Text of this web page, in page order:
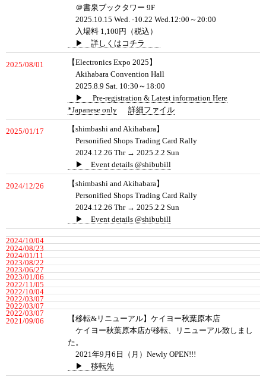
＠書泉ブックタワー 9F
2025.10.15 Wed. -10.22 Wed.12:00～20:00
入場料 1,100円（税込）
▶ 詳しくはコチラ
2025/08/01
【Electronics Expo 2025】
Akihabara Convention Hall
2025.8.9 Sat. 10:30～18:00
▶ Pre-registration & Latest information Here
*Japanese only
詳細ファイル
2025/01/17
【shimbashi and Akihabara】
Personified Shops Trading Card Rally
2024.12.26 Thr → 2025.2.2 Sun
▶ Event details @shibubill
2024/12/26
【shimbashi and Akihabara】
Personified Shops Trading Card Rally
2024.12.26 Thr → 2025.2.2 Sun
▶ Event details @shibubill
2024/10/04
2024/08/23
2024/01/11
2023/08/22
2023/06/27
2023/01/06
2022/11/05
2022/10/04
2022/03/07
2022/03/07
2022/03/07
2021/09/06
【移転&リニューアル】ケイヨー秋葉原本店
ケイヨー秋葉原本店が移転、リニューアル致しまし
た。
2021年9月6日（月）Newly OPEN!!!
▶ 移転先